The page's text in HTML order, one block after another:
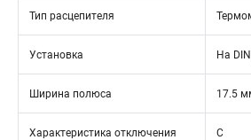
Тип расцепителя
Установка На
Ширина полюса 17.5
Характеристика отключения C